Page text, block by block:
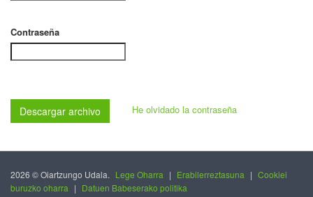
Contraseña
Descargar archivo He olvidado la contraseña
2026 © Oiartzungo Udala. Lege Oharra | Erabilerreztasuna | Cookiei
buruzko oharra | Datuen Babeserako politika